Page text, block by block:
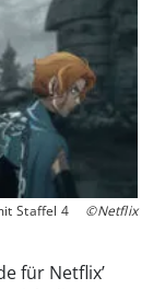
Staffel 4
©Netflix
für Netflix’